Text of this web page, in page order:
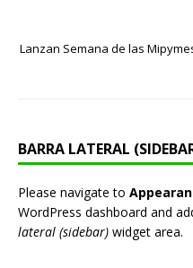
Lanzan Semana de las
BARRA LATERAL
Please navigate to
WordPress dashboard and
lateral (sidebar) widget area.